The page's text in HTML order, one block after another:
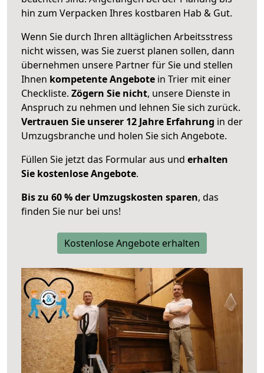
hin zum Verpacken Ihres kostbaren Hab & Gut.
Wenn Sie durch Ihren alltäglichen Arbeitsstress
nicht wissen, was Sie zuerst planen sollen, dann
übernehmen unsere Partner für Sie und stellen
Ihnen kompetente Angebote in Trier mit einer
Checkliste. Zögern Sie nicht, unsere Dienste in
Anspruch zu nehmen und lehnen Sie sich zurück.
Vertrauen Sie unserer 12 Jahre Erfahrung in der
Umzugsbranche und holen Sie sich Angebote.
Füllen Sie jetzt das Formular aus und erhalten
Sie kostenlose Angebote.
Bis zu 60 % der Umzugskosten sparen, das
finden Sie nur bei uns!
Kostenlose Angebote erhalten